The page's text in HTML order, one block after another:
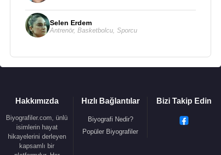
Selen Erdem
Antrenör, Basketbolcu Sporcu
Hakkımızda
Biyografiler.com, ünlü
isimlerin hayat
hikayelerini derleyen
kapsamlı bir
Hızlı Bağlantılar
Biyografi Nedir?
Popüler Biyografiler
Bizi Takip Edin